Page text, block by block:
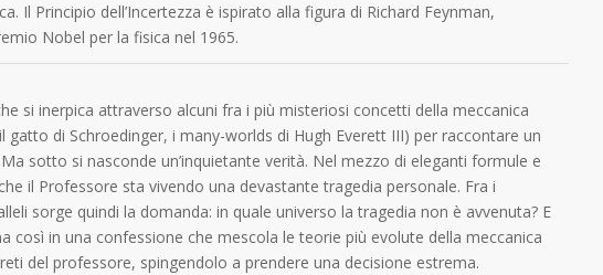
Il Principio dell’Incertezza è ispirato alla figura di Richard Feynman,
Nobel per la fisica nel 1965.
si inerpica attraverso alcuni fra i più misteriosi concetti della meccanica
gatto di Schroedinger, i many-worlds di Hugh Everett III) per raccontare un
sotto si nasconde un’inquietante verità. Nel mezzo di eleganti formule e
il Professore sta vivendo una devastante tragedia personale. Fra i
sorge quindi la domanda: in quale universo la tragedia non è avvenuta? E
così in una confessione che mescola le teorie più evolute della meccanica
del professore, spingendolo a prendere una decisione estrema.